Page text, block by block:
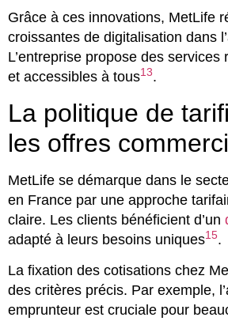
Grâce à ces innovations, MetLife
croissantes de digitalisation dans
L’entreprise propose des services
et accessibles à tous13.
La politique de
les offres
MetLife se démarque dans le
en France par une approche
claire. Les clients bénéficient d’un
adapté à leurs besoins uniques15.
La fixation des cotisations chez
des critères précis. Par exemple,
emprunteur est cruciale pour